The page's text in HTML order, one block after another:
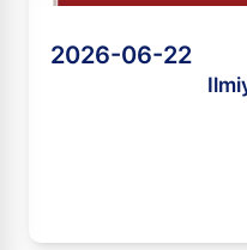
2026-06-22